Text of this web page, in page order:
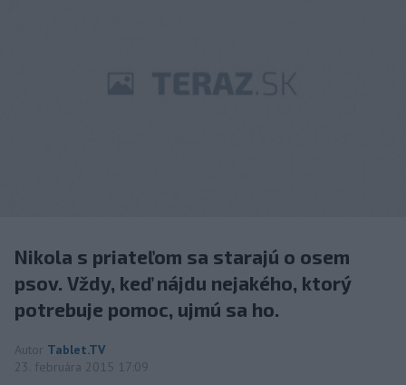
Nikola s priateľom sa starajú o osem
psov. Vždy, keď nájdu nejakého, ktorý
potrebuje pomoc, ujmú sa ho.
Autor Tablet.TV
23. februára 2015 17:09